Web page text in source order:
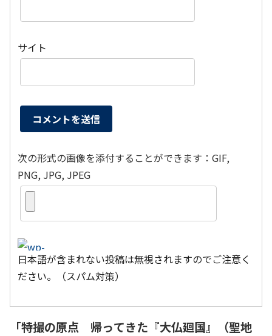
サイト
次の形式の画像を添付することができます：GIF,
PNG, JPG, JPEG
日本語が含まれない投稿は無視されますのでご注意く
ださい。（スパム対策）
「特撮の原点 帰ってきた『大仏廻国』（聖地